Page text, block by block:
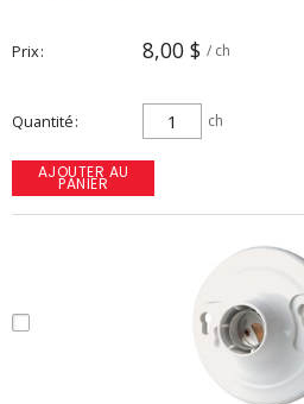
Prix 8,00 $ / ch
Quantité ch
AJOUTER AU
PANIER